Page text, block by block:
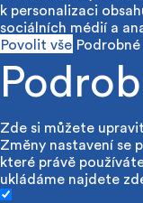
k personalizaci
sociálních médií a
Povolit vše
Zde si můžete
Změny nastavení se
které právě
ukládáme najdete